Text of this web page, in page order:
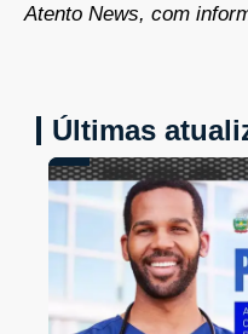
Atento News, com
Últimas